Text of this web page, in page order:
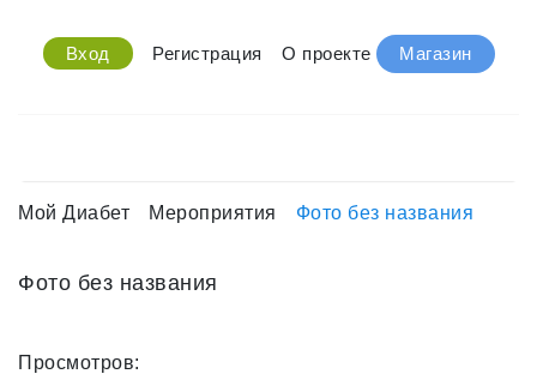
Вход Регистрация О проекте Магазин
Мой Диабет Мероприятия Фото без названия
Фото без названия
Просмотров: